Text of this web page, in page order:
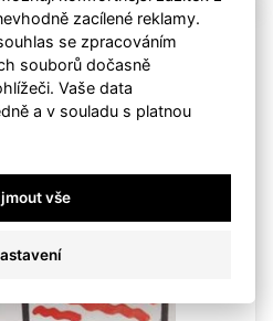
zacílené reklamy.
se zpracováním
souborů dočasně
Vaše data
a v souladu s platnou
vše